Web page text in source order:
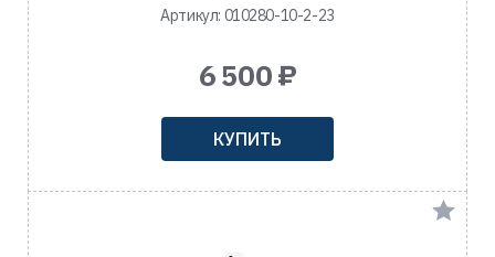
Артикул: 010280-10-2-23
6 500 ₽
КУПИТЬ